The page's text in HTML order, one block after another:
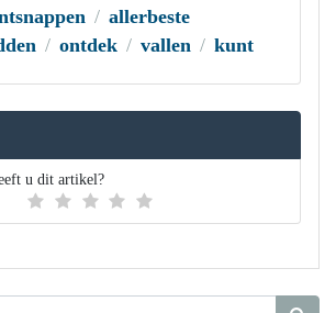
allerbeste
ontdek vallen kunt
u dit artikel?